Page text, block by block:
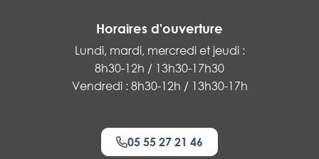
Horaires d'ouverture
Lundi, mardi, mercredi et jeudi :
8h30-12h / 13h30-17h30
Vendredi : 8h30-12h / 13h30-17h
05 55 27 21 46